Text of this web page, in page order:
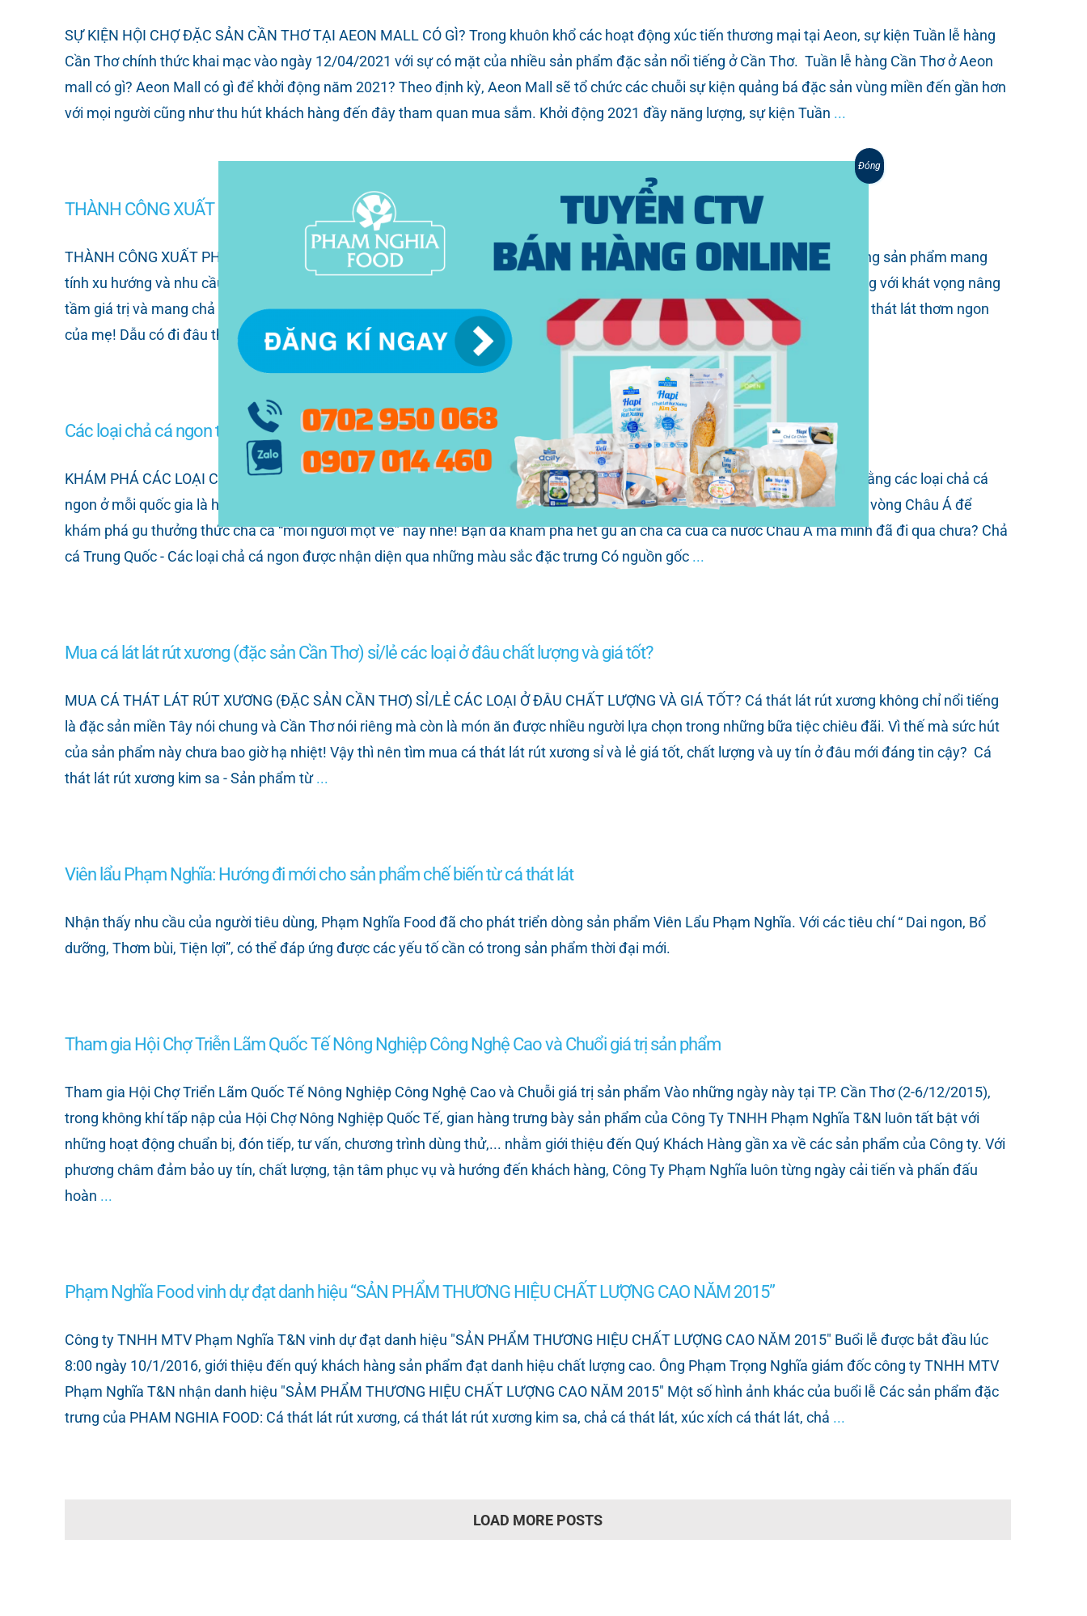
SỰ KIỆN HỘI CHỢ ĐẶC SẢN CẦN THƠ TẠI AEON MALL CÓ GÌ? Trong khuôn khổ các hoạt động xúc tiến thương mại tại Aeon, sự kiện Tuần lễ hàng
Cần Thơ chính thức khai mạc vào ngày 12/04/2021 với sự có mặt của nhiều sản phẩm đặc sản nổi tiếng ở Cần Thơ. Tuần lễ hàng Cần Thơ ở Aeon
mall có gì? Aeon Mall có gì để khởi động năm 2021? Theo định kỳ, Aeon Mall sẽ tổ chức các chuỗi sự kiện quảng bá đặc sản vùng miền đến gần hơn
với mọi người cũng như thu hút khách hàng đến đây tham quan mua sắm. Khởi động 2021 đầy năng lượng, sự kiện Tuần ...
THÀNH CÔNG XUẤT PHÁT TỪ KHÁT VỌNG MANG CHẢ CÁ THÁT LÁT CẦN THƠ VƯƠN TẦM QUỐC TẾ
THÀNH CÔNG XUẤT PHÁT TỪ KHÁT VỌNG MANG CHẢ CÁ THÁT LÁT CẦN THƠ VƯƠN TẦM QUỐC TẾ Không chọn những dòng sản phẩm mang
tính xu hướng và nhu cầu tiêu dùng của thị trường để mang lại lợi nhuận cao. PHAM NGHIA FOOD chọn cho mình hướng đi riêng với khát vọng nâng
tầm giá trị và mang chả cá thát lát Cần Thơ phủ sóng trong và ngoài nước! Bắt đầu từ ký ức tuổi thơ với tô canh khổ qua chả cá thát lát thơm ngon
của mẹ! Dẫu có đi đâu thì vẫn không quên được hương vị tô canh khổ qua chả cá thát lát mẹ nấu! Trân quý ký ức tuổi
Các loại chả cá ngon tại Châu Á mà bạn nên thử!
KHÁM PHÁ CÁC LOẠI CHẢ CÁ NGON CỦA CÁC NƯỚC CHÂU Á Nếu là tính đồ du lịch thì chắc hẳn bạn sẽ biết một điều thú vị rằng các loại chả cá
ngon ở mỗi quốc gia là hoàn toàn khác nhau và đều mang đậm bản sắc văn hóa riêng. Hãy cùng PHAM NGHIA FOOD dạo một vòng Châu Á để
khám phá gu thưởng thức chả cá “mỗi người một vẻ” này nhé! Bạn đã khám phá hết gu ăn chả cá của cá nước Châu Á mà mình đã đi qua chưa? Chả
cá Trung Quốc - Các loại chả cá ngon được nhận diện qua những màu sắc đặc trưng Có nguồn gốc ...
Mua cá lát lát rút xương (đặc sản Cần Thơ) sỉ/lẻ các loại ở đâu chất lượng và giá tốt?
MUA CÁ THÁT LÁT RÚT XƯƠNG (ĐẶC SẢN CẦN THƠ) SỈ/LẺ CÁC LOẠI Ở ĐÂU CHẤT LƯỢNG VÀ GIÁ TỐT? Cá thát lát rút xương không chỉ nổi tiếng
là đặc sản miền Tây nói chung và Cần Thơ nói riêng mà còn là món ăn được nhiều người lựa chọn trong những bữa tiệc chiêu đãi. Vì thế mà sức hút
của sản phẩm này chưa bao giờ hạ nhiệt! Vậy thì nên tìm mua cá thát lát rút xương sỉ và lẻ giá tốt, chất lượng và uy tín ở đâu mới đáng tin cậy? Cá
thát lát rút xương kim sa - Sản phẩm từ...
Viên lẩu Phạm Nghĩa: Hướng đi mới cho sản phẩm chế biến từ cá thát lát
Nhận thấy nhu cầu của người tiêu dùng, Phạm Nghĩa Food đã cho phát triển dòng sản phẩm Viên Lẩu Phạm Nghĩa. Với các tiêu chí “ Dai ngon, Bổ
dưỡng, Thơm bùi, Tiện lợi”, có thể đáp ứng được các yếu tố cần có trong sản phẩm thời đại mới.
Tham gia Hội Chợ Triễn Lãm Quốc Tế Nông Nghiệp Công Nghệ Cao và Chuổi giá trị sản phẩm
Tham gia Hội Chợ Triển Lãm Quốc Tế Nông Nghiệp Công Nghệ Cao và Chuỗi giá trị sản phẩm Vào những ngày này tại TP. Cần Thơ (2-6/12/2015),
trong không khí tấp nập của Hội Chợ Nông Nghiệp Quốc Tế, gian hàng trưng bày sản phẩm của Công Ty TNHH Phạm Nghĩa T&N luôn tất bật với
những hoạt động chuẩn bị, đón tiếp, tư vấn, chương trình dùng thử,... nhằm giới thiệu đến Quý Khách Hàng gần xa về các sản phẩm của Công ty. Với
phương châm đảm bảo uy tín, chất lượng, tận tâm phục vụ và hướng đến khách hàng, Công Ty Phạm Nghĩa luôn từng ngày cải tiến và phấn đấu
hoàn ...
Phạm Nghĩa Food vinh dự đạt danh hiệu “SẢN PHẨM THƯƠNG HIỆU CHẤT LƯỢNG CAO NĂM 2015”
Công ty TNHH MTV Phạm Nghĩa T&N vinh dự đạt danh hiệu "SẢN PHẨM THƯƠNG HIỆU CHẤT LƯỢNG CAO NĂM 2015" Buổi lễ được bắt đầu lúc
8:00 ngày 10/1/2016, giới thiệu đến quý khách hàng sản phẩm đạt danh hiệu chất lượng cao. Ông Phạm Trọng Nghĩa giám đốc công ty TNHH MTV
Phạm Nghĩa T&N nhận danh hiệu "SẢM PHẨM THƯƠNG HIỆU CHẤT LƯỢNG CAO NĂM 2015" Một số hình ảnh khác của buổi lễ Các sản phẩm đặc
trưng của PHAM NGHIA FOOD: Cá thát lát rút xương, cá thát lát rút xương kim sa, chả cá thát lát, xúc xích cá thát lát, chả ...
LOAD MORE POSTS
Đóng